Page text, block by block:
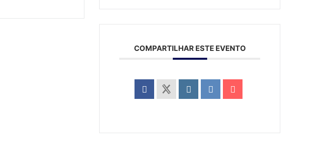
COMPARTILHAR ESTE EVENTO